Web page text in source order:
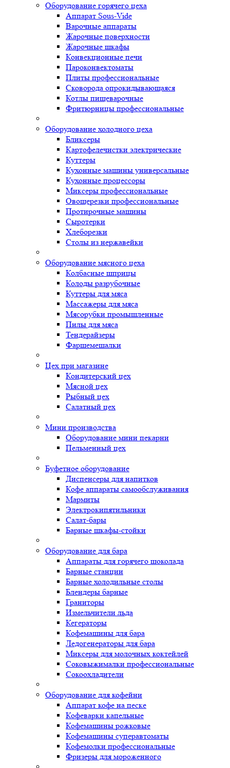
Оборудование горячего цеха
Аппарат Sous-Vide
Варочные аппараты
Жарочные поверхности
Жарочные шкафы
Конвекционные печи
Пароконвектоматы
Плиты профессиональные
Сковорода опрокидывающаяся
Котлы пищеварочные
Фритюрницы профессиональные
Оборудование холодного цеха
Бликсеры
Картофелечистки электрические
Куттеры
Кухонные машины универсальные
Кухонные процессоры
Миксеры профессиональные
Овощерезки профессиональные
Протирочные машины
Сыротерки
Хлеборезки
Столы из нержавейки
Оборудование мясного цеха
Колбасные шприцы
Колоды разрубочные
Куттеры для мяса
Массажеры для мяса
Мясорубки промышленные
Пилы для мяса
Тендерайзеры
Фаршемешалки
Цех при магазине
Кондитерский цех
Мясной цех
Рыбный цех
Салатный цех
Мини производства
Оборудование мини пекарни
Пельменный цех
Буфетное оборудование
Диспенсеры для напитков
Кофе аппараты самообслуживания
Мармиты
Электрокипятильники
Cалат-бары
Барные шкафы-стойки
Оборудование для бара
Аппараты для горячего шоколада
Барные станции
Барные холодильные столы
Блендеры барные
Граниторы
Измельчители льда
Кегераторы
Кофемашины для бара
Ледогенераторы для бара
Миксеры для молочных коктейлей
Соковыжималки профессиональные
Сокоохладители
Оборудование для кофейни
Аппарат кофе на песке
Кофеварки капельные
Кофемашины рожковые
Кофемашины суперавтоматы
Кофемолки профессиональные
Фризеры для мороженного